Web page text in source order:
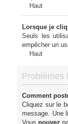
Haut
Lorsque je
Seuls les
empêcher un
Haut
Problèmes
Comment
Cliquez sur le
message. Une
Vous pouvez